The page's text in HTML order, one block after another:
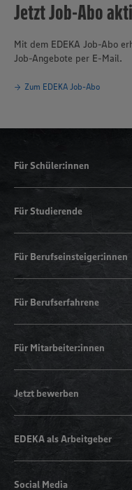
Jetzt Job-Abo
Mit dem EDEKA Job-Abo
Job-Angebote per E-Mail.
Zum EDEKA Job-Abo
Für Schüler:innen
Für Studierende
Für Berufseinsteiger:innen
Für Berufserfahrene
Für Mitarbeiter:innen
Jetzt bewerben
EDEKA als Arbeitgeber
Social Media